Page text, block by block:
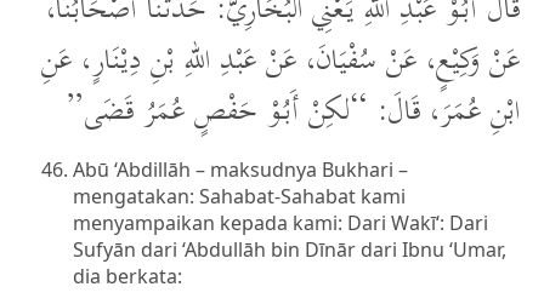
عَنْ وَكِيْعٍ، عَنْ سُفْيَانَ، عَنْ عَبْدِ اللهِ بْنِ دِيْنَارٍ، عَنِ
ابْنِ عُمَرَ، قَالَ: “لكِنْ أَبُوْ حَفْصٍ عُمَرُ قَضَى”
Abū ‘Abdillāh – maksudnya Bukhari –
mengatakan: Sahabat-Sahabat kami
menyampaikan kepada kami: Dari Wakī‘: Dari
Sufyān dari ‘Abdullāh bin Dīnār dari Ibnu ‘Umar,
dia berkata: